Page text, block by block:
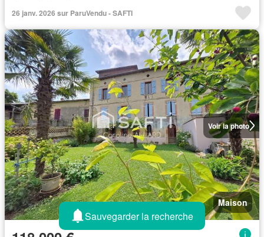
26 janv. 2026 sur ParuVendu - SAFTI
Voir la photo
Maison
Sauvegarder la recherche